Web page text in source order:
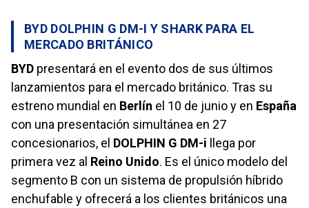
BYD DOLPHIN G DM-I Y SHARK PARA EL
MERCADO BRITÁNICO
BYD presentará en el evento dos de sus últimos
lanzamientos para el mercado británico. Tras su
estreno mundial en Berlín el 10 de junio y en España
con una presentación simultánea en 27
concesionarios, el DOLPHIN G DM-i llega por
primera vez al Reino Unido. Es el único modelo del
segmento B con un sistema de propulsión híbrido
enchufable y ofrecerá a los clientes británicos una